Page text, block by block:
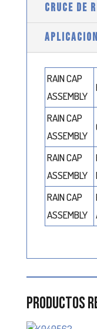
CRUCE DE
RAIN CAP
ASSEMBLY
RAIN CAP
ASSEMBLY
RAIN CAP
ASSEMBLY
RAIN CAP
ASSEMBLY
Productos